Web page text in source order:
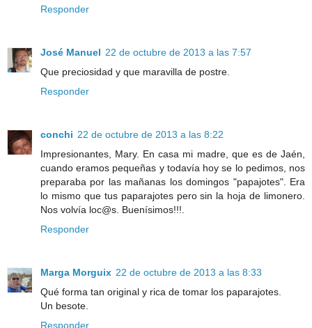
Responder
José Manuel 22 de octubre de 2013 a las 7:57
Que preciosidad y que maravilla de postre.
Responder
conchi 22 de octubre de 2013 a las 8:22
Impresionantes, Mary. En casa mi madre, que es de Jaén,
cuando eramos pequeñas y todavía hoy se lo pedimos, nos
preparaba por las mañanas los domingos "papajotes". Era
lo mismo que tus paparajotes pero sin la hoja de limonero.
Nos volvía loc@s. Buenísimos!!!.
Responder
Marga Morguix 22 de octubre de 2013 a las 8:33
Qué forma tan original y rica de tomar los paparajotes.
Un besote.
Responder